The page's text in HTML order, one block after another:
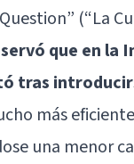
(“La
que en la
tras
más
una menor